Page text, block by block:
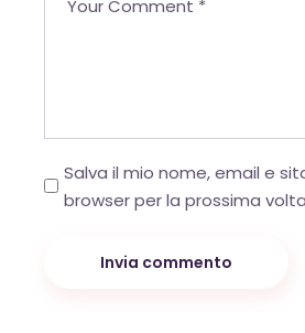
Salva il mio nome, email e
browser per la prossima
Invia commento